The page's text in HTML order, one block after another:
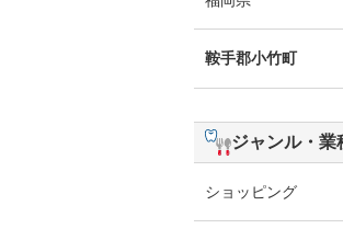
鞍手郡小竹町
ジャンル・業
ショッピング